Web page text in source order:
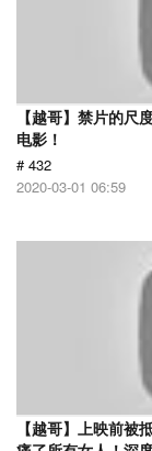
【越哥】禁片的尺
电影！
# 432
2020-03-01 06:59
【越哥】上映前被